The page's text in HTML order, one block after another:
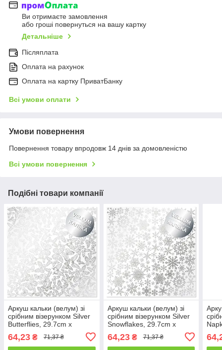
Ви отримаєте замовлення
або гроші повернуться на вашу картку
Детальніше
Післяплата
Оплата на рахунок
Оплата на картку ПриватБанку
Всі умови оплати
Умови повернення
Повернення товару впродовж 14 днів за домовленістю
Всі умови повернення
Подібні товари компанії
Аркуш кальки (велум) зі
срібним візерунком Silver
Butterflies, 29.7cm x
64,23 ₴ 71,37 ₴
Аркуш кальки (велум) зі
срібним візерунком Silver
Snowflakes, 29.7cm x
64,23₴ 71,37 ₴